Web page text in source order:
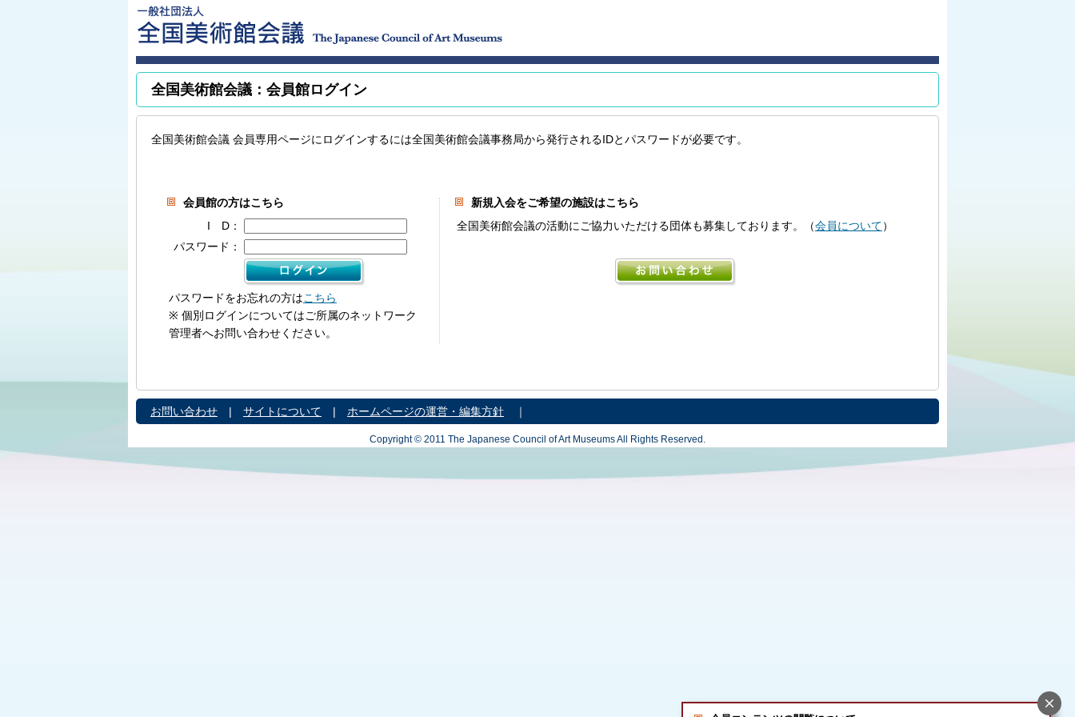
全国美術館会議：会員館ログイン
全国美術館会議 会員専用ページにログインするには全国美術館会議事務局から発行されるIDとパスワードが必要です。
会員館の方はこちら
I D：
パスワード：
パスワードをお忘れの方はこちら
※ 個別ログインについてはご所属のネットワーク
管理者へお問い合わせください。
新規入会をご希望の施設はこちら
全国美術館会議の活動にご協力いただける団体も募集しております。（会員について）
お問い合わせ | サイトについて | ホームページの運営・編集方針 ｜
Copyright © 2011 The Japanese Council of Art Museums All Rights Reserved.